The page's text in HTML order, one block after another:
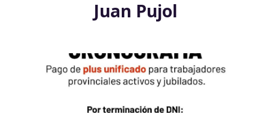
Juan Pujol